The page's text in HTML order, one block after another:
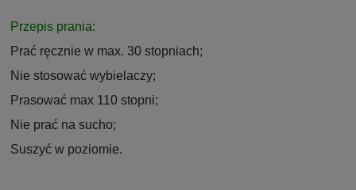
Przepis prania:
Prać ręcznie w max. 30 stopniach;
Nie stosować wybielaczy;
Prasować max 110 stopni;
Nie prać na sucho;
Suszyć w poziomie.